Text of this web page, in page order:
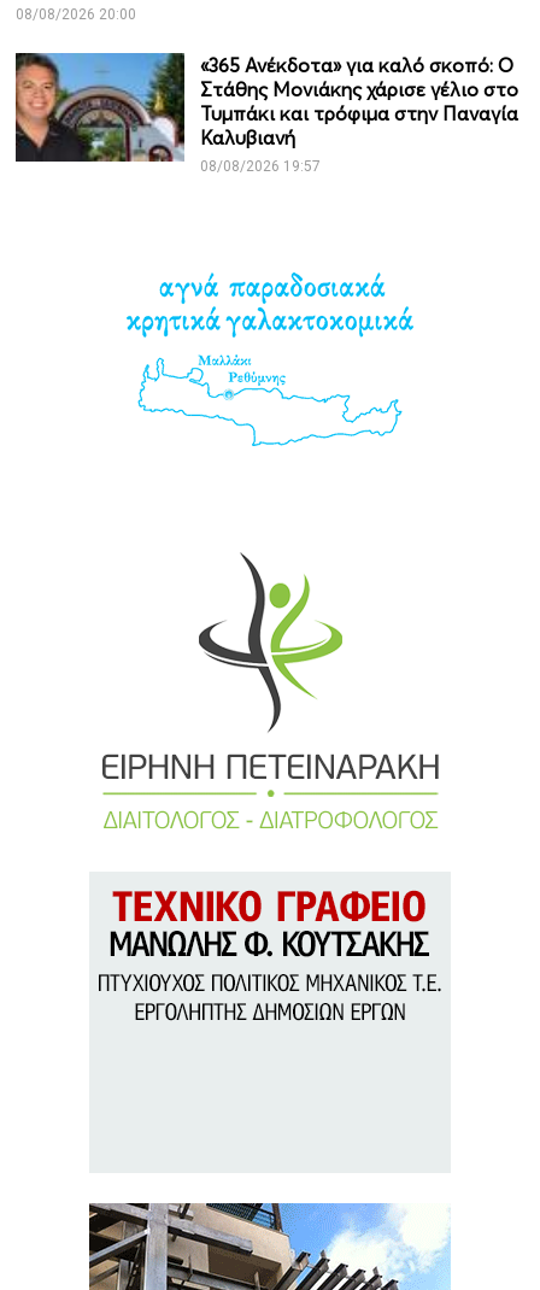
08/08/2026 20:00
«365 Ανέκδοτα» για καλό σκοπό: Ο
Στάθης Μονιάκης χάρισε γέλιο στο
Τυμπάκι και τρόφιμα στην Παναγία
Καλυβιανή
08/08/2026 19:57